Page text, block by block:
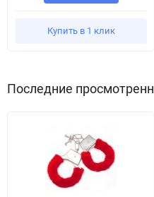
Купить в 1 клик
Последние